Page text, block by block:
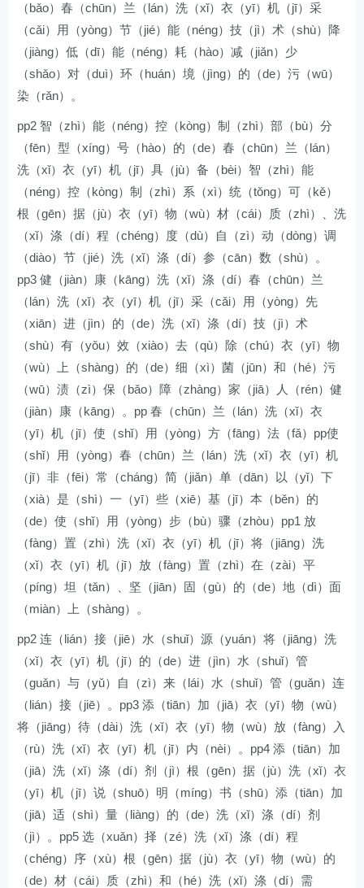
（bǎo）春（chūn）兰（lán）洗（xǐ）衣（yī）机（jī）采
（cǎi）用（yòng）节（jié）能（néng）技（jì）术（shù）降
（jiàng）低（dī）能（néng）耗（hào）减（jiǎn）少
（shǎo）对（duì）环（huán）境（jìng）的（de）污（wū）
染（rǎn）。
pp2 智（zhì）能（néng）控（kòng）制（zhì）部（bù）分
（fēn）型（xíng）号（hào）的（de）春（chūn）兰（lán）
洗（xǐ）衣（yī）机（jī）具（jù）备（bèi）智（zhì）能
（néng）控（kòng）制（zhì）系（xì）统（tǒng）可（kě）
根（gēn）据（jù）衣（yī）物（wù）材（cái）质（zhì）、洗
（xǐ）涤（dí）程（chéng）度（dù）自（zì）动（dòng）调
（diào）节（jié）洗（xǐ）涤（dí）参（cān）数（shù）。
pp3 健（jiàn）康（kāng）洗（xǐ）涤（dí）春（chūn）兰
（lán）洗（xǐ）衣（yī）机（jī）采（cǎi）用（yòng）先
（xiān）进（jìn）的（de）洗（xǐ）涤（dí）技（jì）术
（shù）有（yǒu）效（xiào）去（qù）除（chú）衣（yī）物
（wù）上（shàng）的（de）细（xì）菌（jūn）和（hé）污
（wū）渍（zì）保（bǎo）障（zhàng）家（jiā）人（rén）健
（jiàn）康（kāng）。pp 春（chūn）兰（lán）洗（xǐ）衣
（yī）机（jī）使（shǐ）用（yòng）方（fāng）法（fǎ）pp使
（shǐ）用（yòng）春（chūn）兰（lán）洗（xǐ）衣（yī）机
（jī）非（fēi）常（cháng）简（jiǎn）单（dān）以（yǐ）下
（xià）是（shì）一（yī）些（xiē）基（jī）本（běn）的
（de）使（shǐ）用（yòng）步（bù）骤（zhòu）pp1 放
（fàng）置（zhì）洗（xǐ）衣（yī）机（jī）将（jiāng）洗
（xǐ）衣（yī）机（jī）放（fàng）置（zhì）在（zài）平
（píng）坦（tǎn）、坚（jiān）固（gù）的（de）地（dì）面
（miàn）上（shàng）。
pp2 连（lián）接（jiē）水（shuǐ）源（yuán）将（jiāng）洗
（xǐ）衣（yī）机（jī）的（de）进（jìn）水（shuǐ）管
（guǎn）与（yǔ）自（zì）来（lái）水（shuǐ）管（guǎn）连
（lián）接（jiē）。pp3 添（tiān）加（jiā）衣（yī）物（wù）
将（jiāng）待（dài）洗（xǐ）衣（yī）物（wù）放（fàng）入
（rù）洗（xǐ）衣（yī）机（jī）内（nèi）。pp4 添（tiān）加
（jiā）洗（xǐ）涤（dí）剂（jì）根（gēn）据（jù）洗（xǐ）衣
（yī）机（jī）说（shuō）明（míng）书（shū）添（tiān）加
（jiā）适（shì）量（liàng）的（de）洗（xǐ）涤（dí）剂
（jì）。pp5 选（xuǎn）择（zé）洗（xǐ）涤（dí）程
（chéng）序（xù）根（gēn）据（jù）衣（yī）物（wù）的
（de）材（cái）质（zhì）和（hé）洗（xǐ）涤（dí）需